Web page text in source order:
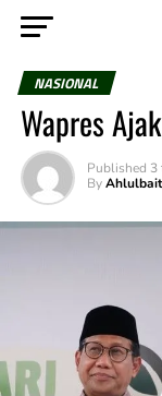
NASIONAL
Wapres
Published 3
By